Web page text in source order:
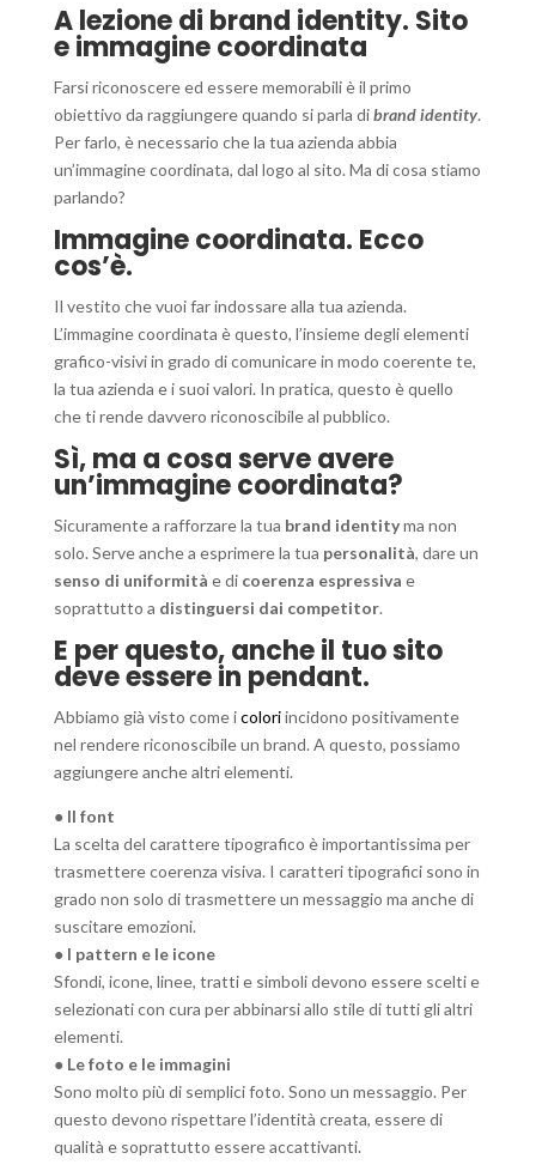
A lezione di brand identity. Sito
e immagine coordinata
Farsi riconoscere ed essere memorabili è il primo
obiettivo da raggiungere quando si parla dibrand identity.
Per farlo, è necessario che la tua azienda abbia
un’immagine coordinata, dal logo al sito. Ma di cosa stiamo
parlando?
Immagine coordinata. Ecco
cos’è.
Il vestito che vuoi far indossare alla tua azienda.
L’immagine coordinata è questo, l’insieme degli elementi
grafico-visivi in grado di comunicare in modo coerente te,
la tua azienda e i suoi valori. In pratica, questo è quello
che ti rende davvero riconoscibile al pubblico.
Sì, ma a cosa serve avere
un’immagine coordinata?
Sicuramente a rafforzare la tua brand identityma non
solo. Serve anche a esprimere la tua personalità, dare un
senso di uniformità e di coerenza espressiva e
soprattutto a distinguersi dai competitor.
E per questo, anche il tuo sito
deve essere in pendant.
Abbiamo già visto come icoloriincidono positivamente
nel rendere riconoscibile un brand. A questo, possiamo
aggiungere anche altri elementi.
● Il font
La scelta del carattere tipografico è importantissima per
trasmettere coerenza visiva. I caratteri tipografici sono in
grado non solo di trasmettere un messaggio ma anche di
suscitare emozioni.
● I pattern e le icone
Sfondi, icone, linee, tratti e simboli devono essere scelti e
selezionati con cura per abbinarsi allo stile di tutti gli altri
elementi.
● Le foto e le immagini
Sono molto più di semplici foto. Sono un messaggio. Per
questo devono rispettare l’identità creata, essere di
qualità e soprattutto essere accattivanti.